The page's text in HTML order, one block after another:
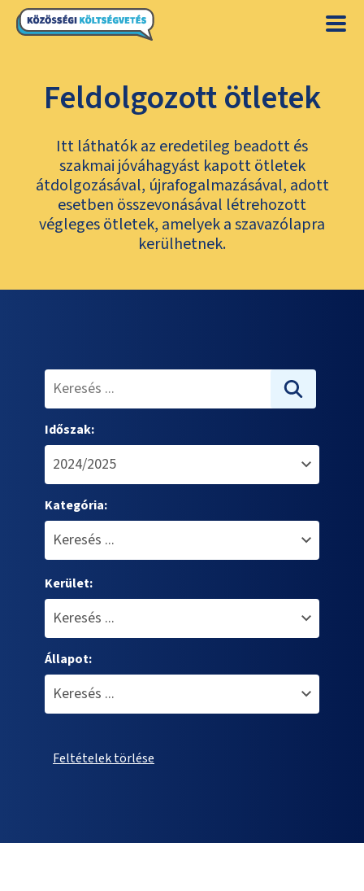
Feldolgozott ötletek
Itt láthatók az eredetileg beadott és
szakmai jóváhagyást kapott ötletek
átdolgozásával, újrafogalmazásával, adott
esetben összevonásával létrehozott
végleges ötletek, amelyek a szavazólapra
kerülhetnek.
Időszak:
Kategória:
Kerület:
Állapot:
Feltételek törlése